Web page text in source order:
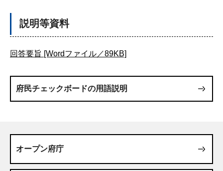
説明等資料
回答要旨 [Wordファイル／89KB]
府民チェックボードの用語説明
オープン府庁